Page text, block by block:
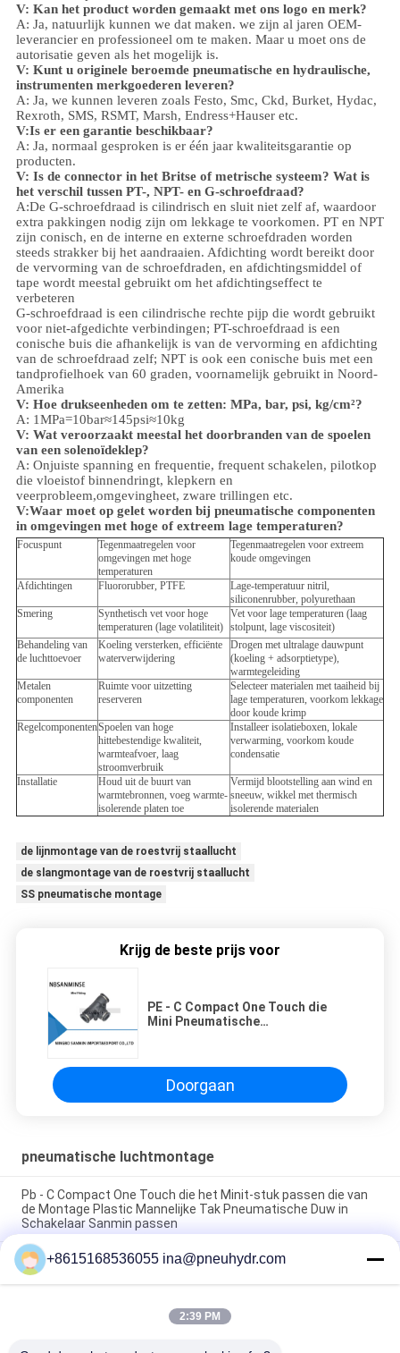
V: Kan het product worden gemaakt met ons logo en merk?
A: Ja, natuurlijk kunnen we dat maken. we zijn al jaren OEM-
leverancier en professioneel om te maken. Maar u moet ons de
autorisatie geven als het mogelijk is.
V: Kunt u originele beroemde pneumatische en hydraulische,
instrumenten merkgoederen leveren?
A: Ja, we kunnen leveren zoals Festo, Smc, Ckd, Burket, Hydac,
Rexroth, SMS, RSMT, Marsh, Endress+Hauser etc.
V:Is er een garantie beschikbaar?
A: Ja, normaal gesproken is er één jaar kwaliteitsgarantie op
producten.
V: Is de connector in het Britse of metrische systeem? Wat is
het verschil tussen PT-, NPT- en G-schroefdraad?
A:De G-schroefdraad is cilindrisch en sluit niet zelf af, waardoor
extra pakkingen nodig zijn om lekkage te voorkomen. PT en NPT
zijn conisch, en de interne en externe schroefdraden worden
steeds strakker bij het aandraaien. Afdichting wordt bereikt door
de vervorming van de schroefdraden, en afdichtingsmiddel of
tape wordt meestal gebruikt om het afdichtingseffect te
verbeteren
G-schroefdraad is een cilindrische rechte pijp die wordt gebruikt
voor niet-afgedichte verbindingen; PT-schroefdraad is een
conische buis die afhankelijk is van de vervorming en afdichting
van de schroefdraad zelf; NPT is ook een conische buis met een
tandprofielhoek van 60 graden, voornamelijk gebruikt in Noord-
Amerika
V: Hoe drukseenheden om te zetten: MPa, bar, psi, kg/cm²?
A: 1MPa=10bar≈145psi≈10kg
V: Wat veroorzaakt meestal het doorbranden van de spoelen
van een solenoïdeklep?
A: Onjuiste spanning en frequentie, frequent schakelen, pilotkop
die vloeistof binnendringt, klepkern en
veerprobleem,omgevingheet, zware trillingen etc.
V:Waar moet op gelet worden bij pneumatische componenten
in omgevingen met hoge of extreem lage temperaturen?
Focuspunt
Tegenmaatregelen voor
omgevingen met hoge
temperaturen
Tegenmaatregelen voor extreem
koude omgevingen
Afdichtingen Fluororubber, PTFE
Lage-temperatuur nitril,
siliconenrubber, polyurethaan
Smering
Synthetisch vet voor hoge
temperaturen (lage volatiliteit)
Vet voor lage temperaturen (laag
stolpunt, lage viscositeit)
Behandeling van
de luchttoevoer
Koeling versterken, efficiënte
waterverwijdering
Drogen met ultralage dauwpunt
(koeling + adsorptietype),
warmtegeleiding
Metalen
componenten
Ruimte voor uitzetting
reserveren
Selecteer materialen met taaiheid bij
lage temperaturen, voorkom lekkage
door koude krimp
RegelcomponentenSpoelen van hoge
hittebestendige kwaliteit,
warmteafvoer, laag
stroomverbruik
Installeer isolatieboxen, lokale
verwarming, voorkom koude
condensatie
Installatie
Houd uit de buurt van
warmtebronnen, voeg warmte-
isolerende platen toe
Vermijd blootstelling aan wind en
sneeuw, wikkel met thermisch
isolerende materialen
de lijnmontage van de roestvrij staallucht
de slangmontage van de roestvrij staallucht
SS pneumatische montage
Krijg de beste prijs voor
PE - C Compact One Touch die
Mini Pneumatische
Doorgaan
pneumatische luchtmontage
Pb - C Compact One Touch die het Minit-stuk passen die van
de Montage Plastic Mannelijke Tak Pneumatische Duw in
Schakelaar Sanmin passen
NBSANMINSE van de de Montagegeluiddemper van de C
Pneumatische Lucht van de het Gaspedaalklep Pneumatische
het Messingsknalpot
Messing van de de Luchtmontage van de Rcdraad KF het
+8615168536055 ina@pneuhydr.com
2:39 PM